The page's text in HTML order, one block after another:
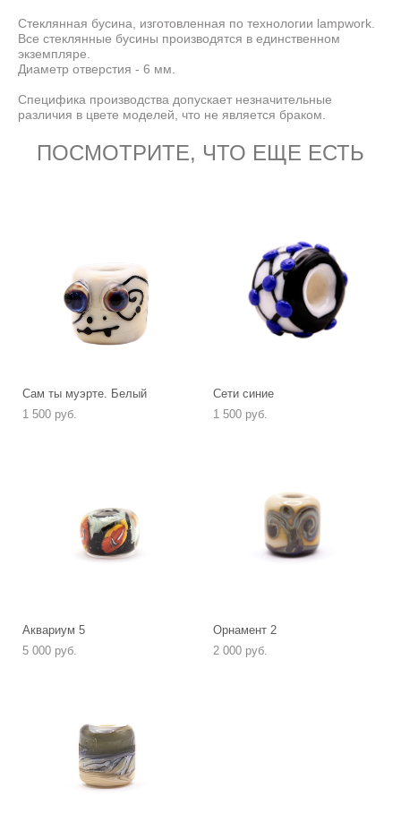
Стеклянная бусина, изготовленная по технологии lampwork.
Все стеклянные бусины производятся в единственном
экземпляре.
Диаметр отверстия - 6 мм.
Специфика производства допускает незначительные
различия в цвете моделей, что не является браком.
ПОСМОТРИТЕ, ЧТО ЕЩЕ ЕСТЬ
Сам ты муэрте. Белый
1 500 pуб.
Сети синие
1 500 pуб.
Аквариум 5
5 000 pуб.
Орнамент 2
2 000 pуб.